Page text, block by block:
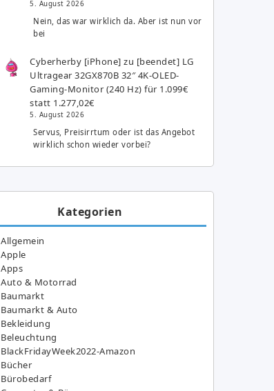
5. August 2026
Nein, das war wirklich da. Aber ist nun vor
bei
Cyberherby [iPhone] zu [beendet] LG
Ultragear 32GX870B 32″ 4K-OLED-
Gaming-Monitor (240 Hz) für 1.099€
statt 1.277,02€
5. August 2026
Servus, Preisirrtum oder ist das Angebot
wirklich schon wieder vorbei?
Kategorien
Allgemein
Apple
Apps
Auto & Motorrad
Baumarkt
Baumarkt & Auto
Bekleidung
Beleuchtung
BlackFridayWeek2022-Amazon
Bücher
Bürobedarf